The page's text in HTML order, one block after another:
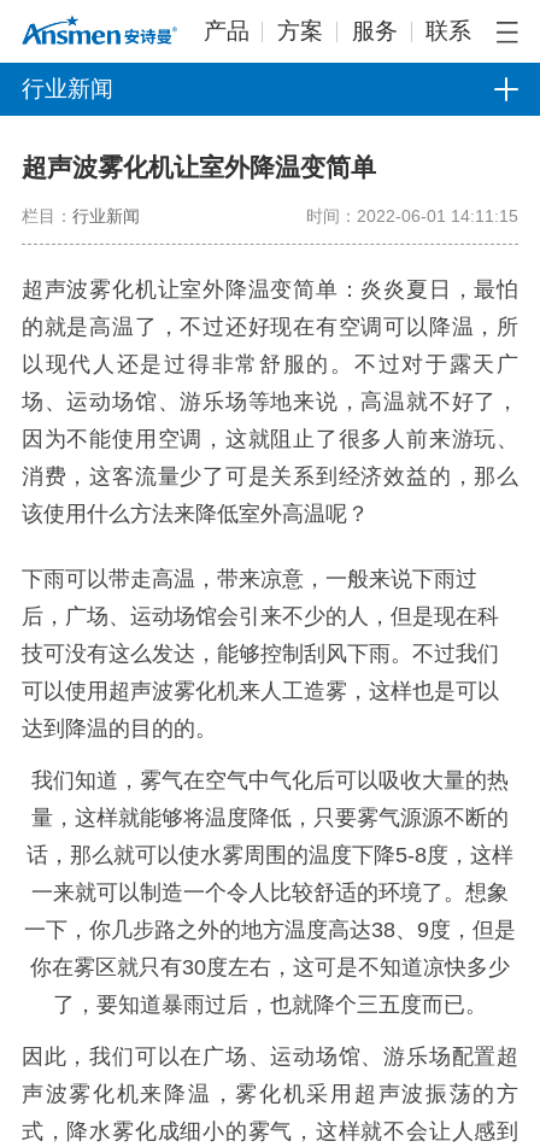
产品 方案 服务 联系
行业新闻
超声波雾化机让室外降温变简单
栏目： 行业新闻 时间：2022-06-01 14:11:15
超声波雾化机让室外降温变简单：炎炎夏日，最怕
的就是高温了，不过还好现在有空调可以降温，所
以现代人还是过得非常舒服的。不过对于露天广
场、运动场馆、游乐场等地来说，高温就不好了，
因为不能使用空调，这就阻止了很多人前来游玩、
消费，这客流量少了可是关系到经济效益的，那么
该使用什么方法来降低室外高温呢？
下雨可以带走高温，带来凉意，一般来说下雨过
后，广场、运动场馆会引来不少的人，但是现在科
技可没有这么发达，能够控制刮风下雨。不过我们
可以使用超声波雾化机来人工造雾，这样也是可以
达到降温的目的的。
我们知道，雾气在空气中气化后可以吸收大量的热
量，这样就能够将温度降低，只要雾气源源不断的
话，那么就可以使水雾周围的温度下降5-8度，这样
一来就可以制造一个令人比较舒适的环境了。想象
一下，你几步路之外的地方温度高达38、9度，但是
你在雾区就只有30度左右，这可是不知道凉快多少
了，要知道暴雨过后，也就降个三五度而已。
因此，我们可以在广场、运动场馆、游乐场配置超
声波雾化机来降温，雾化机采用超声波振荡的方
式，降水雾化成细小的雾气，这样就不会让人感到